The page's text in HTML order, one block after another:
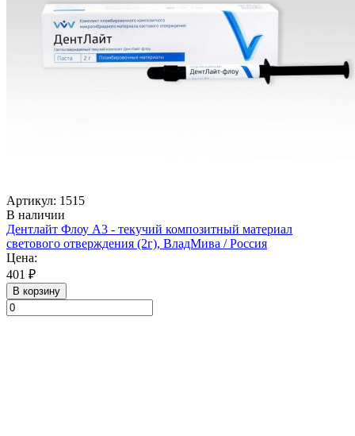
Артикул: 1515
В наличии
Дентлайт Флоу А3 - текучий композитный материал
светового отверждения (2г), ВладМива / Россия
Цена:
401 ₽
В корзину